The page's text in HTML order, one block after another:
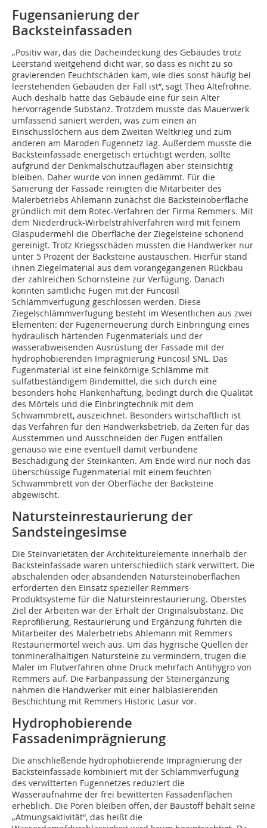
Fugensanierung der
Backsteinfassaden
„Positiv war, das die Dacheindeckung des Gebäudes trotz
Leerstand weitgehend dicht war, so dass es nicht zu so
gravierenden Feuchtschäden kam, wie dies sonst häufig bei
leerstehenden Gebäuden der Fall ist“, sagt Theo Altefrohne.
Auch deshalb hatte das Gebäude eine für sein Alter
hervorragende Substanz. Trotzdem musste das Mauerwerk
umfassend saniert werden, was zum einen an
Einschusslöchern aus dem Zweiten Weltkrieg und zum
anderen am Maroden Fugennetz lag. Außerdem musste die
Backsteinfassade energetisch ertüchtigt werden, sollte
aufgrund der Denkmalschutzauflagen aber steinsichtig
bleiben. Daher wurde von innen gedämmt. Für die
Sanierung der Fassade reinigten die Mitarbeiter des
Malerbetriebs Ahlemann zunächst die Backsteinoberfläche
gründlich mit dem Rotec-Verfahren der Firma Remmers. Mit
dem Niederdruck-Wirbelstrahlverfahren wird mit feinem
Glaspudermehl die Oberfläche der Ziegelsteine schonend
gereinigt. Trotz Kriegsschäden mussten die Handwerker nur
unter 5 Prozent der Backsteine austauschen. Hierfür stand
ihnen Ziegelmaterial aus dem vorangegangenen Rückbau
der zahlreichen Schornsteine zur Verfügung. Danach
konnten sämtliche Fugen mit der Funcosil
Schlämmverfugung geschlossen werden. Diese
Ziegelschlämmverfugung besteht im Wesentlichen aus zwei
Elementen: der Fugenerneuerung durch Einbringung eines
hydraulisch härtenden Fugenmaterials und der
wasserabweisenden Ausrüstung der Fassade mit der
hydrophobierenden Imprägnierung Funcosil SNL. Das
Fugenmaterial ist eine feinkörnige Schlämme mit
sulfatbeständigem Bindemittel, die sich durch eine
besonders hohe Flankenhaftung, bedingt durch die Qualität
des Mörtels und die Einbringtechnik mit dem
Schwammbrett, auszeichnet. Besonders wirtschaftlich ist
das Verfahren für den Handwerksbetrieb, da Zeiten für das
Ausstemmen und Ausschneiden der Fugen entfallen
genauso wie eine eventuell damit verbundene
Beschädigung der Steinkanten. Am Ende wird nur noch das
überschüssige Fugenmaterial mit einem feuchten
Schwammbrett von der Oberfläche der Backsteine
abgewischt.
Natursteinrestaurierung der
Sandsteingesimse
Die Steinvarietäten der Architekturelemente innerhalb der
Backsteinfassade waren unterschiedlich stark verwittert. Die
abschalenden oder absandenden Natursteinoberflächen
erforderten den Einsatz spezieller Remmers-
Produktsysteme für die Natursteinrestaurierung. Oberstes
Ziel der Arbeiten war der Erhalt der Originalsubstanz. Die
Reprofilierung, Restaurierung und Ergänzung führten die
Mitarbeiter des Malerbetriebs Ahlemann mit Remmers
Restauriermörtel weich aus. Um das hygrische Quellen der
tonmineralhaltigen Natursteine zu vermindern, trugen die
Maler im Flutverfahren ohne Druck mehrfach Antihygro von
Remmers auf. Die Farbanpassung der Steinergänzung
nahmen die Handwerker mit einer halblasierenden
Beschichtung mit Remmers Historic Lasur vor.
Hydrophobierende
Fassadenimprägnierung
Die anschließende hydrophobierende Imprägnierung der
Backsteinfassade kombiniert mit der Schlämmverfugung
des verwitterten Fugennetzes reduziert die
Wasseraufnahme der frei bewitterten Fassadenflächen
erheblich. Die Poren bleiben offen, der Baustoff behält seine
„Atmungsaktivität“, das heißt die